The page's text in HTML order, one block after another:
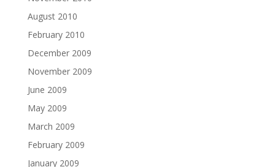
August 2010
February 2010
December 2009
November 2009
June 2009
May 2009
March 2009
February 2009
January 2009